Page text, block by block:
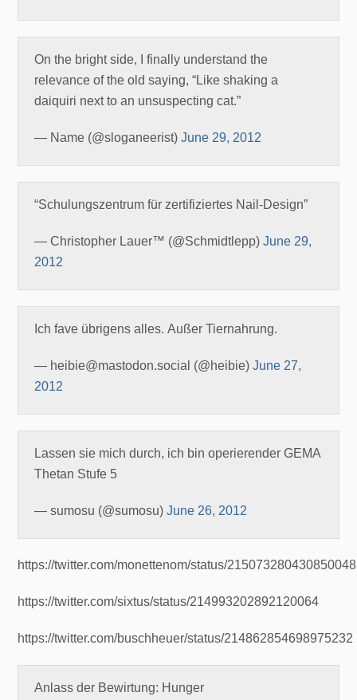
On the bright side, I finally understand the
relevance of the old saying, “Like shaking a
daiquiri next to an unsuspecting cat.”
— Name (@sloganeerist)June 29, 2012
“Schulungszentrum für zertifiziertes Nail-Design”
— Christopher Lauer™ (@Schmidtlepp)June 29,
2012
Ich fave übrigens alles. Außer Tiernahrung.
— heibie@mastodon.social (@heibie)June 27,
2012
Lassen sie mich durch, ich bin operierender GEMA
Thetan Stufe 5
— sumosu (@sumosu)June 26, 2012
https://twitter.com/monettenom/status/215073280430850048
https://twitter.com/sixtus/status/214993202892120064
https://twitter.com/buschheuer/status/214862854698975232
Anlass der Bewirtung: Hunger